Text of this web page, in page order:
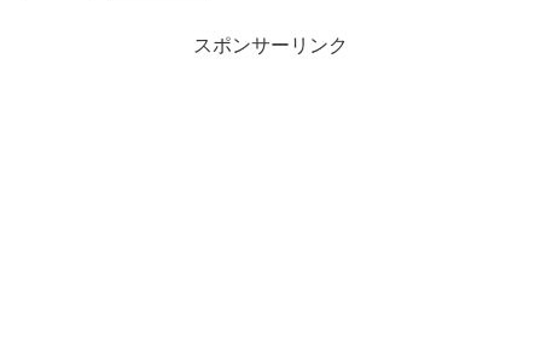
スポンサーリンク